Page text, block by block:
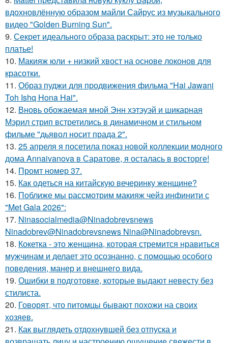
вдохновлённую образом майли Сайрус из музыкального
видео "Golden Burning Sun".
9. Секрет идеального образа раскрыт: это не только
платье!
10. Макияж юли + низкий хвост на основе локонов для
красотки.
11. Образ пуджи для продвижения фильма "Hai Jawani
Toh Ishq Hona Hai".
12. Вновь обожаемая мной Энн хэтэуэй и шикарная
Мэрил стрип встретились в динамичном и стильном
фильме "дьявол носит прада 2".
13. 25 апреля я посетила показ новой коллекции модного
дома Annaivanova в Саратове, я осталась в восторге!
14. Промт номер 37.
15. Как одеться на китайскую вечеринку женщине?
16. Поближе мы рассмотрим макияж чейз инфинити с
"Met Gala 2026":
17. Ninasocialmedia@Ninadobrevsnews
Ninadobrev@Ninadobrevsnews Nina@Ninadobrevsn.
18. Кокетка - это женщина, которая стремится нравиться
мужчинам и делает это осознанно, с помощью особого
поведения, манер и внешнего вида.
19. Ошибки в подготовке, которые выдают невесту без
стилиста.
20. Говорят, что питомцы бывают похожи на своих
хозяев.
21. Как выглядеть отдохнувшей без отпуска и